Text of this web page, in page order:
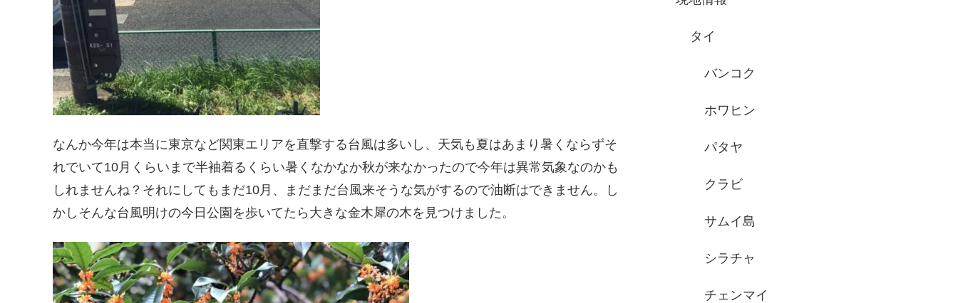
なんか今年は本当に東京など関東エリアを直撃する台風は多いし、天気も夏はあまり暑くならずそ
れでいて10月くらいまで半袖着るくらい暑くなかなか秋が来なかったので今年は異常気象なのかも
しれませんね？それにしてもまだ10月、まだまだ台風来そうな気がするので油断はできません。し
かしそんな台風明けの今日公園を歩いてたら大きな金木犀の木を見つけました。
タイ
バンコク
ホワヒン
パタヤ
クラビ
サムイ島
シラチャ
チェンマイ